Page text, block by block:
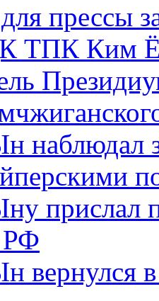
прессы
ТПК Ким
наблюдал
прислал
РФ
вернулся